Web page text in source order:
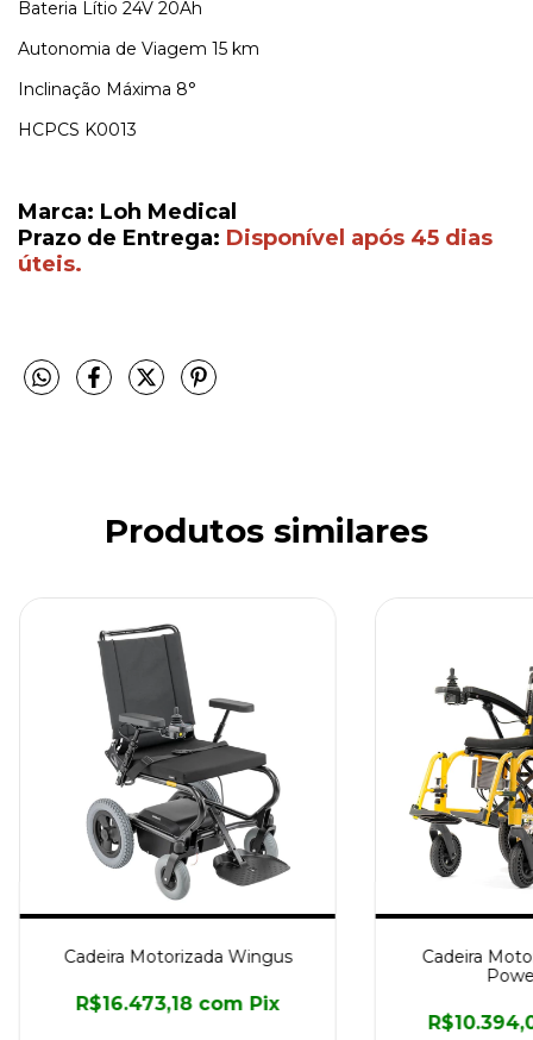
Bateria Lítio 24V 20Ah
Autonomia de Viagem 15 km
Inclinação Máxima 8°
HCPCS K0013
Marca: Loh Medical
Prazo de Entrega: Disponível após 45 dias
úteis.
Produtos similares
Cadeira Motorizada Wingus
R$16.473,18 com Pix
Cadeira